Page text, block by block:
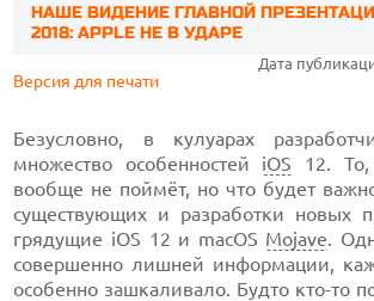
НАШЕ ВИДЕНИЕ ГЛАВНОЙ
2018: APPLE НЕ В УДАРЕ
Дата
Версия для печати
Безусловно, в кулуарах
множество особенностей iOS 12. То,
вообще не поймёт, но что будет
существующих и разработки новых
грядущие iOS 12 и macOS Mojave.
совершенно лишней информации,
особенно зашкаливало. Будто кто-то